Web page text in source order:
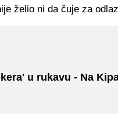
želio ni da čuje za
u rukavu - Na